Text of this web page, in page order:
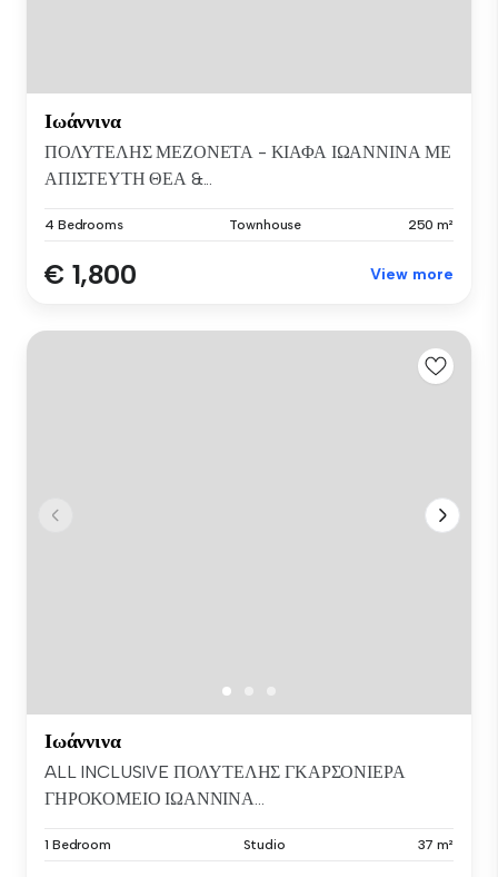
Ιωάννινα
ΠΟΛΥΤΕΛΗΣ ΜΕΖΟΝΕΤΑ - ΚΙΑΦΑ ΙΩΑΝΝΙΝΑ ΜΕ
ΑΠΙΣΤΕΥΤΗ ΘΕΑ &...
4 Bedrooms Townhouse 250 m²
€ 1,800 View more
Ιωάννινα
ALL INCLUSIVE ΠΟΛΥΤΕΛΗΣ ΓΚΑΡΣΟΝΙΕΡΑ
ΓΗΡΟΚΟΜΕΙΟ ΙΩΑΝΝΙΝΑ...
1 Bedroom Studio 37 m²